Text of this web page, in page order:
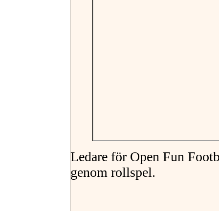
Ledare för Open Fun
genom rollspel.